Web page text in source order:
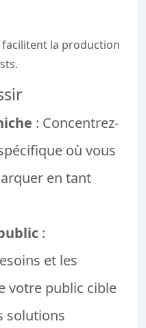
facilitent la production
: Concentrez-
où vous
en tant
:
et les
votre public cible
solutions